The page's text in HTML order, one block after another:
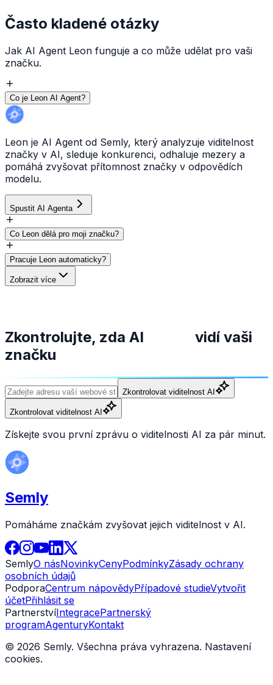
Často kladené otázky
Jak AI Agent Leon funguje a co může udělat pro vaši
značku.
Co je Leon AI Agent?
Leon je AI Agent od Semly, který analyzuje viditelnost
značky v AI, sleduje konkurenci, odhaluje mezery a
pomáhá zvyšovat přítomnost značky v odpovědích
modelu.
Spustit AI Agenta
Co Leon dělá pro moji značku?
Pracuje Leon automaticky?
Zobrazit více
Zkontrolujte, zda AI
vidí vaši
značku
Zkontrolovat viditelnost AI
Zkontrolovat viditelnost AI
Získejte svou první zprávu o viditelnosti AI za pár minut.
Semly
Pomáháme značkám zvyšovat jejich viditelnost v AI.
SemlyO násNovinkyCenyPodmínkyZásady ochrany
osobních údajů
PodporaCentrum nápovědyPřípadové studieVytvořit
účetPřihlásit se
PartnerstvíIntegracePartnerský
programAgenturyKontakt
© 2026 Semly. Všechna práva vyhrazena. Nastavení
cookies.